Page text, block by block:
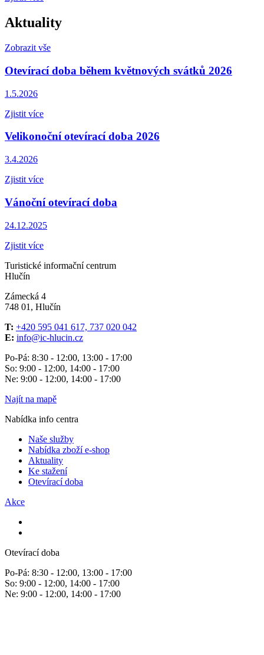
Aktuality
Zobrazit vše
Otevírací doba během květnových svátků 2026
1.5.2026
Zjistit více
Velikonoční otevírací doba 2026
3.4.2026
Zjistit více
Vánoční otevírací doba
24.12.2025
Zjistit více
Turistické informační centrum
Hlučín
Zámecká 4
748 01, Hlučín
T: +420 595 041 617, 737 020 042
E: info@ic-hlucin.cz
Po-Pá: 8:30 - 12:00, 13:00 - 17:00
So: 9:00 - 12:00, 14:00 - 17:00
Ne: 9:00 - 12:00, 14:00 - 17:00
Najít na mapě
Nabídka info centra
Naše služby
Nabídka zboží e-shop
Aktuality
Ke stažení
Otevírací doba
Akce
Otevírací doba
Po-Pá: 8:30 - 12:00, 13:00 - 17:00
So: 9:00 - 12:00, 14:00 - 17:00
Ne: 9:00 - 12:00, 14:00 - 17:00